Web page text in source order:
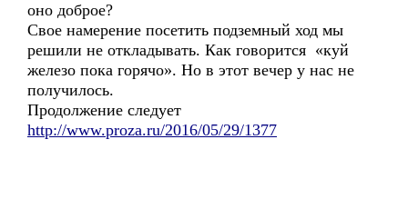
оно доброе?
Свое намерение посетить подземный ход мы
решили не откладывать. Как говорится «куй
железо пока горячо». Но в этот вечер у нас не
получилось.
Продолжение следует
http://www.proza.ru/2016/05/29/1377